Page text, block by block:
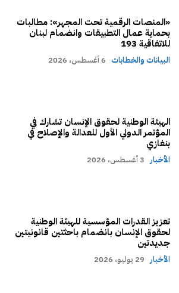
«المنصات الرقمية تحت المجهر»: مطالبات
بحماية عمال التطبيقات وانضمام لبنان
للاتفاقية 193
البيانات والخطابات 6 أغسطس، 2026
الهيئة الوطنية لحقوق الإنسان تشارك في
المؤتمر الدولي الأول للعدالة والإصلاح في
بنغازي
الأخبار 3 أغسطس، 2026
تعزيز القدرات المؤسسية للهيئة الوطنية
لحقوق الإنسان بانضمام باحثتين قانونيتين
جديدتين
الأخبار 29 يوليو، 2026